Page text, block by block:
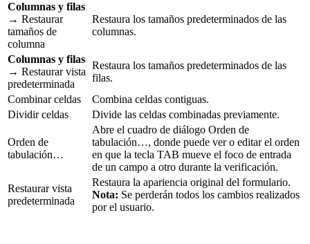
Columnas y filas
→ Restaurar
tamaños de
columna
Restaura los tamaños predeterminados de las
columnas.
Columnas y filas
→ Restaurar vista
predeterminada
Restaura los tamaños predeterminados de las
filas.
Combinar celdas
Combina celdas contiguas.
Dividir celdas
Divide las celdas combinadas previamente.
Orden de
tabulación…
Abre el cuadro de diálogo Orden de
tabulación…, donde puede ver o editar el orden
en que la tecla TAB mueve el foco de entrada
de un campo a otro durante la verificación.
Restaurar vista
predeterminada
Restaura la apariencia original del formulario.
Nota: Se perderán todos los cambios realizados
por el usuario.